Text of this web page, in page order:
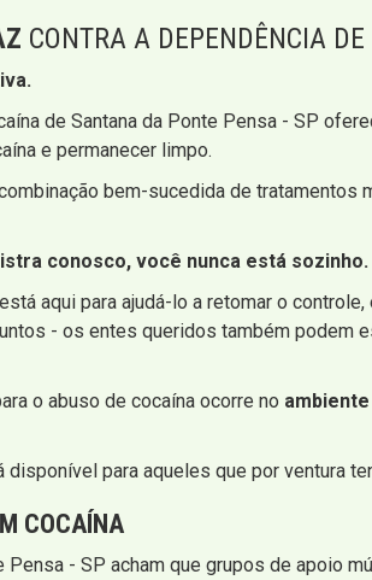
CONTRA A DEPENDÊNCIA
de Santana da Ponte Pensa - SP
e permanecer limpo.
bem-sucedida de
conosco, você nunca está sozinho.
aqui para ajudá-lo a retomar o
- os entes queridos também
o abuso de cocaína ocorre no
para aqueles que por ventura
COCAÍNA
- SP acham que grupos de apoio